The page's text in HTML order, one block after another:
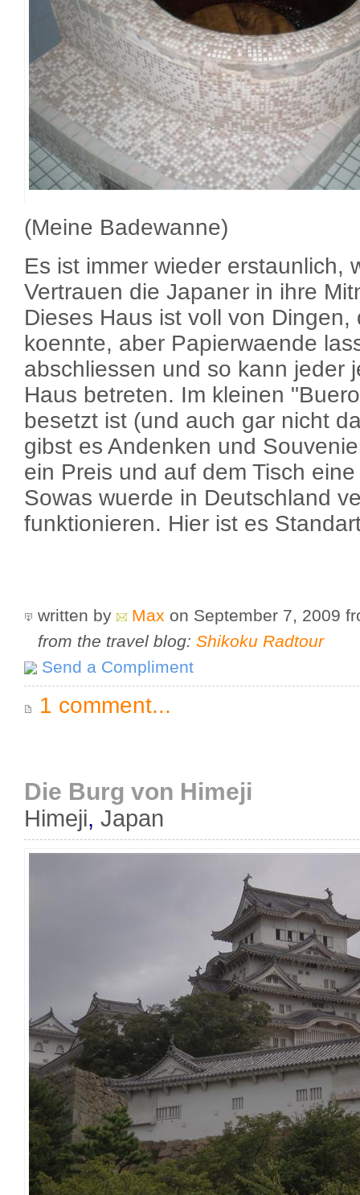
(Meine Badewanne)
Es ist immer wieder erstaunlich,
Vertrauen die Japaner in ihre
Dieses Haus ist voll von Dingen,
koennte, aber Papierwaende
abschliessen und so kann jeder
Haus betreten. Im kleinen
besetzt ist (und auch gar nicht
gibst es Andenken und
ein Preis und auf dem Tisch
Sowas wuerde in Deutschland
funktionieren. Hier ist es
written by Max on September 7, 2009
from the travel blog: Shikoku Radtour
Send a Compliment
1 comment...
Die Burg von Himeji
Himeji, Japan